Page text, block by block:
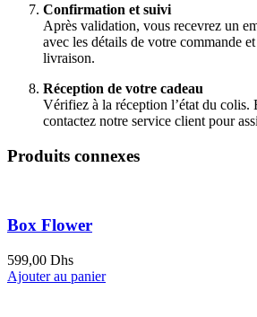
Confirmation et suivi
Après validation, vous recevrez un
avec les détails de votre commande
livraison.
Réception de votre cadeau
Vérifiez à la réception l’état du colis.
contactez notre service client pour
Produits connexes
Box Flower
599,00 Dhs
Ajouter au panier